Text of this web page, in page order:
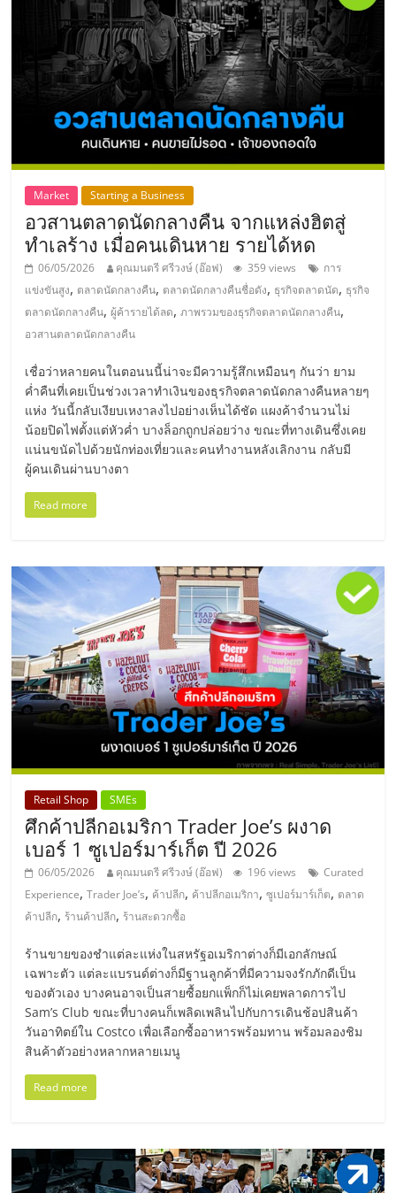
รน
ไชส์
แฟ
รน
ไชส์
ขาย
หน้า
บ้าน
ลงทุน
น้อย
ทุน
ไว,
ที่
ปรึกษา
การ
ลงทุน
และ
ขยาย
สา
ขา
แฟ
ไชส์,
Market Starting a Business
อวสานตลาดนัดกลางคืน จากแหล่งฮิตสู่
ทำเลร้าง เมื่อคนเดินหาย รายได้หด
06/05/2026 คุณมนตรี ศรีวงษ์ (อ๊อฟ) 359 views
การ
แข่งขันสูง, ตลาดนัดกลางคืน, ตลาดนัดกลางคืนชื่อดัง, ธุรกิจตลาดนัด, ธุรกิจ
ตลาดนัดกลางคืน,ผู้ค้ารายได้ลด,ภาพรวมของธุรกิจตลาดนัดกลางคืน,
อวสานตลาดนัดกลางคืน
เชื่อว่าหลายคนในตอนนนี้น่าจะมีความรู้สึกเหมือนๆ กันว่า ยาม
ค่ำคืนที่เคยเป็นช่วงเวลาทำเงินของธุรกิจตลาดนัดกลางคืนหลายๆ
แห่ง วันนี้กลับเงียบเหงาลงไปอย่างเห็นได้ชัด แผงค้าจำนวนไม่
น้อยปิดไฟตั้งแต่หัวค่ำ บางล็อกถูกปล่อยว่าง ขณะที่ทางเดินซึ่งเคย
แน่นขนัดไปด้วยนักท่องเที่ยวและคนทำงานหลังเลิกงาน กลับมี
ผู้คนเดินผ่านบางตา
Read more
Retail Shop SMEs
ศึกค้าปลีกอเมริกา Trader Joe’s ผงาด
เบอร์ 1 ซูเปอร์มาร์เก็ต ปี 2026
06/05/2026 คุณมนตรี ศรีวงษ์ (อ๊อฟ) 196 views
Curated
Experience,Trader Joe’s, ค้าปลีก, ค้าปลีกอเมริกา,ซูเปอร์มาร์เก็ต, ตลาด
ค้าปลีก, ร้านค้าปลีก, ร้านสะดวกซื้อ
ร้านขายของชำแต่ละแห่งในสหรัฐอเมริกาต่างก็มีเอกลักษณ์
เฉพาะตัว แต่ละแบรนด์ต่างก็มีฐานลูกค้าที่มีความจงรักภักดีเป็น
ของตัวเอง บางคนอาจเป็นสายซื้อยกแพ็กก็ไม่เคยพลาดการไป
Sam’s Club ขณะที่บางคนก็เพลิดเพลินไปกับการเดินช้อปสินค้า
วันอาทิตย์ใน Costco เพื่อเลือกซื้ออาหารพร้อมทาน พร้อมลองชิม
สินค้าตัวอย่างหลากหลายเมนู
Read more